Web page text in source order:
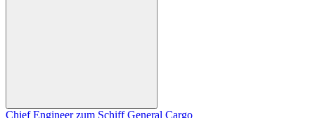
Chief Engineer zum Schiff General Cargo